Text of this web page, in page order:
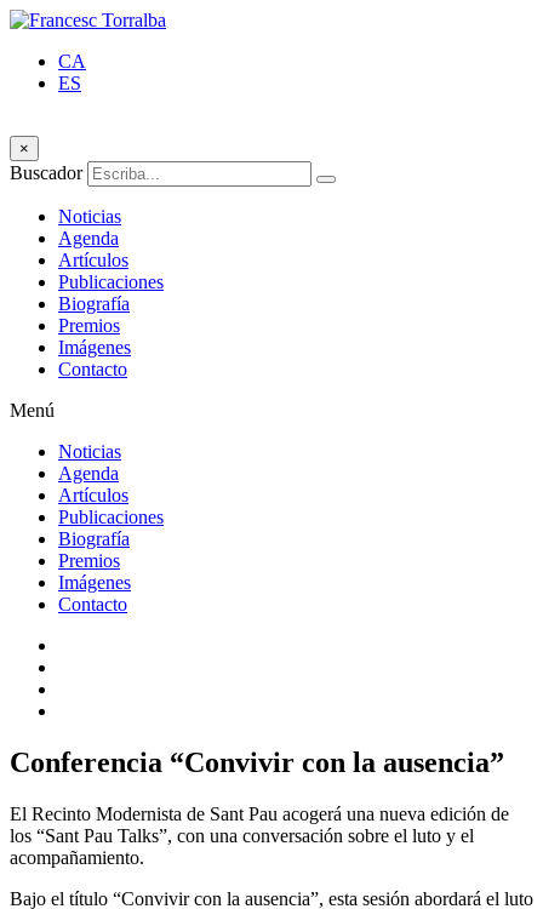
CA
ES
×
Buscador
Noticias
Agenda
Artículos
Publicaciones
Biografía
Premios
Imágenes
Contacto
Menú
Noticias
Agenda
Artículos
Publicaciones
Biografía
Premios
Imágenes
Contacto
Conferencia “Convivir con la ausencia”
El Recinto Modernista de Sant Pau acogerá una nueva edición de
los “Sant Pau Talks”, con una conversación sobre el luto y el
acompañamiento.
Bajo el título “Convivir con la ausencia”, esta sesión abordará el luto